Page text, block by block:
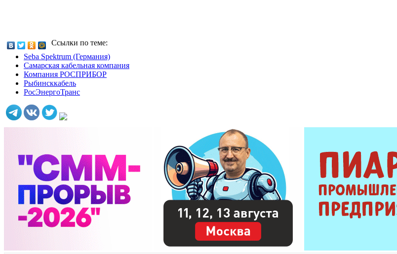
Ссылки по теме:
Seba Spektrum (Германия)
Самарская кабельная компания
Компания РОСПРИБОР
Рыбинсккабель
РосЭнергоТранс